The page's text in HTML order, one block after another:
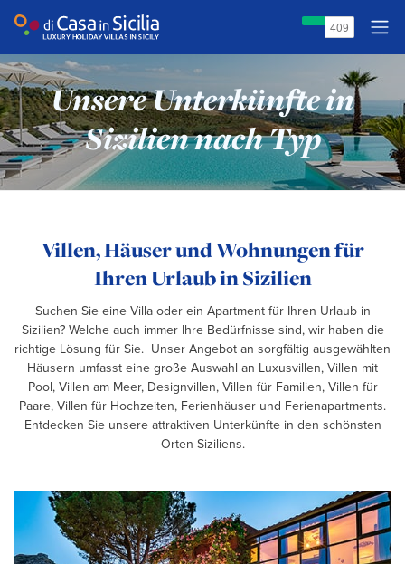
Unsere Unterkünfte in
Sizilien nach Typ
Villen, Häuser und Wohnungen für
Ihren Urlaub in Sizilien
Suchen Sie eine Villa oder ein Apartment für Ihren Urlaub in
Sizilien? Welche auch immer Ihre Bedürfnisse sind, wir haben die
richtige Lösung für Sie. Unser Angebot an sorgfältig ausgewählten
Häusern umfasst eine große Auswahl an Luxusvillen, Villen mit
Pool, Villen am Meer, Designvillen, Villen für Familien, Villen für
Paare, Villen für Hochzeiten, Ferienhäuser und Ferienapartments.
Entdecken Sie unsere attraktiven Unterkünfte in den schönsten
Orten Siziliens.